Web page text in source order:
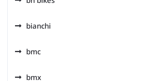
bianchi
bmc
bmx